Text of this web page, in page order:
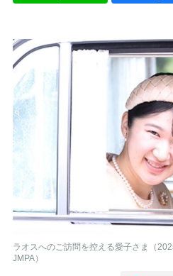
ラオスへのご訪問を控える愛子さま（
JMPA）